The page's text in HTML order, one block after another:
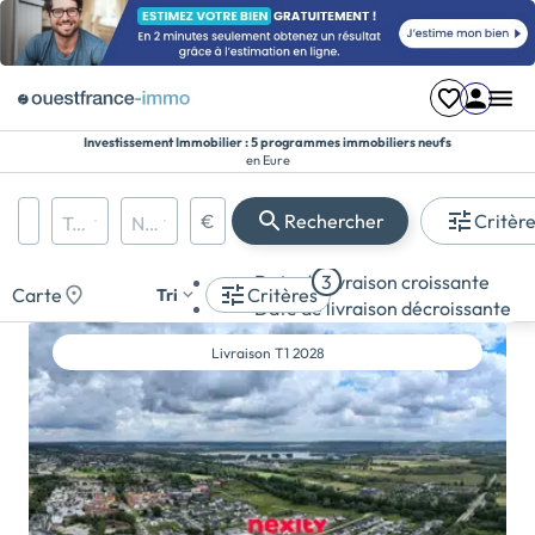
Investissement Immobilier : 5 programmes immobiliers neufs
en Eure
Région, département, ville, CP
Maison
Types de biens Nombre de pièces Prix maximum
€ Rechercher
Carte Critères
3
Tri
Date de livraison croissante
Date de livraison décroissante
Livraison T1 2028